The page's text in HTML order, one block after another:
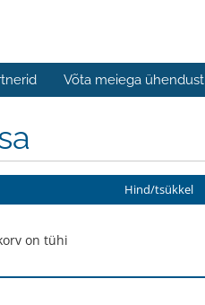
Võta meiega ühendust
Hind/tsükkel
on tühi